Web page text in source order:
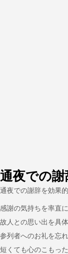
通夜での謝
通夜での謝辞を効果
感謝の気持ちを率直
故人との思い出を具
参列者へのお礼を忘
短くても心のこもっ